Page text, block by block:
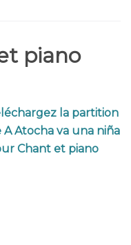
piano
la partition
A Atocha va una niña
Chant et piano